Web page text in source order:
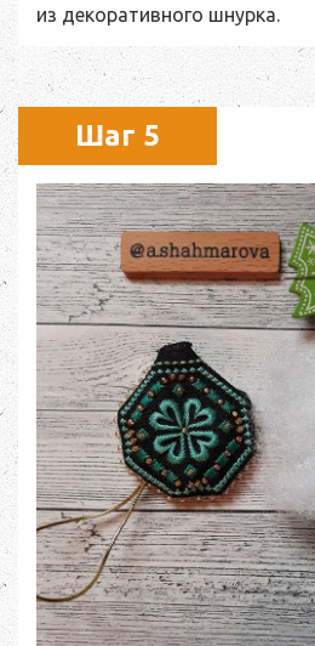
из декоративного шнурка.
Шаг 5